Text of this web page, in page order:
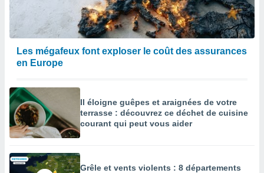
Les mégafeux font exploser le coût des assurances
en Europe
Il éloigne guêpes et araignées de votre
terrasse : découvrez ce déchet de cuisine
courant qui peut vous aider
Grêle et vents violents : 8 départements